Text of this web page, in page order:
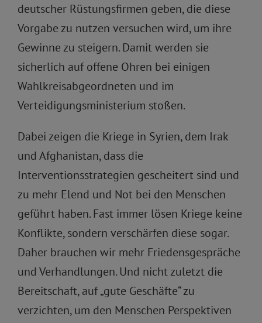
deutscher Rüstungsfirmen geben, die diese
Vorgabe zu nutzen versuchen wird, um ihre
Gewinne zu steigern. Damit werden sie
sicherlich auf offene Ohren bei einigen
Wahlkreisabgeordneten und im
Verteidigungsministerium stoßen.
Dabei zeigen die Kriege in Syrien, dem Irak
und Afghanistan, dass die
Interventionsstrategien gescheitert sind und
zu mehr Elend und Not bei den Menschen
geführt haben. Fast immer lösen Kriege keine
Konflikte, sondern verschärfen diese sogar.
Daher brauchen wir mehr Friedensgespräche
und Verhandlungen. Und nicht zuletzt die
Bereitschaft, auf „gute Geschäfte“ zu
verzichten, um den Menschen Perspektiven